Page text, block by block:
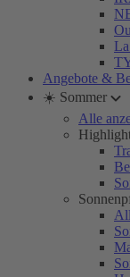
Angebote &
☀️ Sommer
Alle